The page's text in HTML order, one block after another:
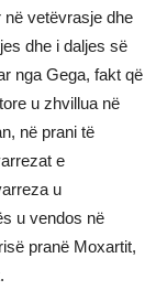
vetëvrasje dhe
dhe i daljes sё
nga Gega, fakt që
u zhvillua në
në prani të
e
u
u vendos në
pranë Moxartit,